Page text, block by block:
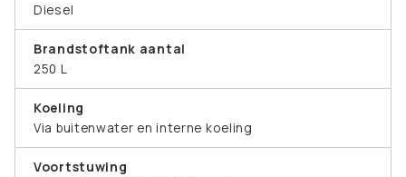
Diesel
Brandstoftank aantal
250 L
Koeling
Via buitenwater en interne koeling
Voortstuwing